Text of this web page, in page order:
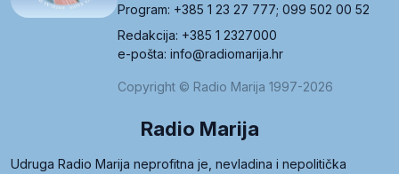
Program: +385 1 23 27 777; 099 502 00 52
Redakcija: +385 1 2327000
e-pošta: info@radiomarija.hr
Copyright © Radio Marija 1997-2026
Radio Marija
Udruga Radio Marija neprofitna je, nevladina i nepolitička